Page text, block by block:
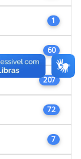
1
60
207
72
7